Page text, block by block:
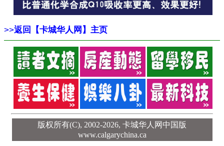
>>返回【卡城华人网】主页
版权所有(C), 2002-2026, 卡城华人网中国版
www.calgarychina.ca